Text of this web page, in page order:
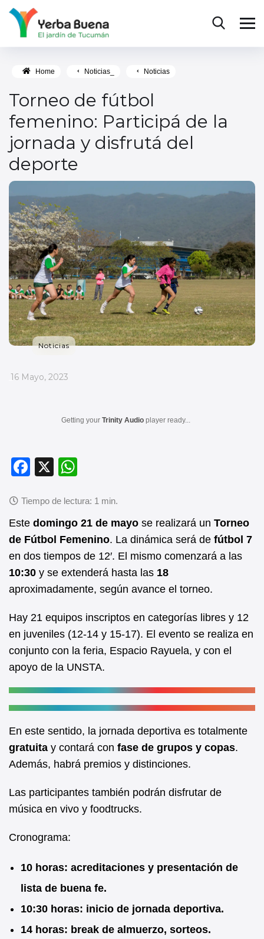
Home Noticias_ Noticias
Torneo de fútbol
femenino: Participá de la
jornada y disfrutá del
deporte
Noticias
_
16 Mayo, 2023
Getting your Trinity Audio player ready...
F
c
e
b
o
o
k
X
at
s
A
p
p
Este domingo 21 de mayo se realizará un Torneo
de Fútbol Femenino. La dinámica será de fútbol 7
en dos tiempos de 12′. El mismo comenzará a las
10:30 y se extenderá hasta las 18
aproximadamente, según avance el torneo.
Hay 21 equipos inscriptos en categorías libres y 12
en juveniles (12-14 y 15-17). El evento se realiza en
conjunto con la feria, Espacio Rayuela, y con el
apoyo de la UNSTA.
En este sentido, la jornada deportiva es totalmente
gratuita y contará con fase de grupos y copas.
Además, habrá premios y distinciones.
Las participantes también podrán disfrutar de
música en vivo y foodtrucks.
Cronograma:
10 horas: acreditaciones y presentación de
lista de buena fe.
10:30 horas: inicio de jornada deportiva.
14 horas: break de almuerzo, sorteos.